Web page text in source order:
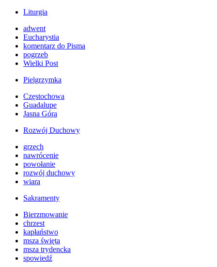
Liturgia
adwent
Eucharystia
komentarz do Pisma
pogrzeb
Wielki Post
Pielgrzymka
Częstochowa
Guadalupe
Jasna Góra
Rozwój Duchowy
grzech
nawrócenie
powołanie
rozwój duchowy
wiara
Sakramenty
Bierzmowanie
chrzest
kapłaństwo
msza święta
msza trydencka
spowiedź